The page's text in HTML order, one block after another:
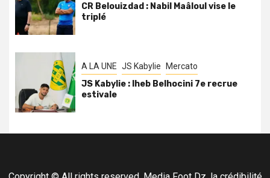
CR Belouizdad : Nabil Maâloul vise le
triplé
A LA UNE JS Kabylie Mercato
JS Kabylie : Iheb Belhocini 7e recrue
estivale